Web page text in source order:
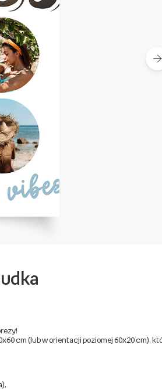
cm (lub w orientacji poziomej 60x20 cm),